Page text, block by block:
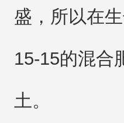
盛，所以在
15-15的混合
土。